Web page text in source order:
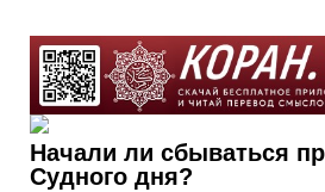
Начали ли сбываться
Судного дня?